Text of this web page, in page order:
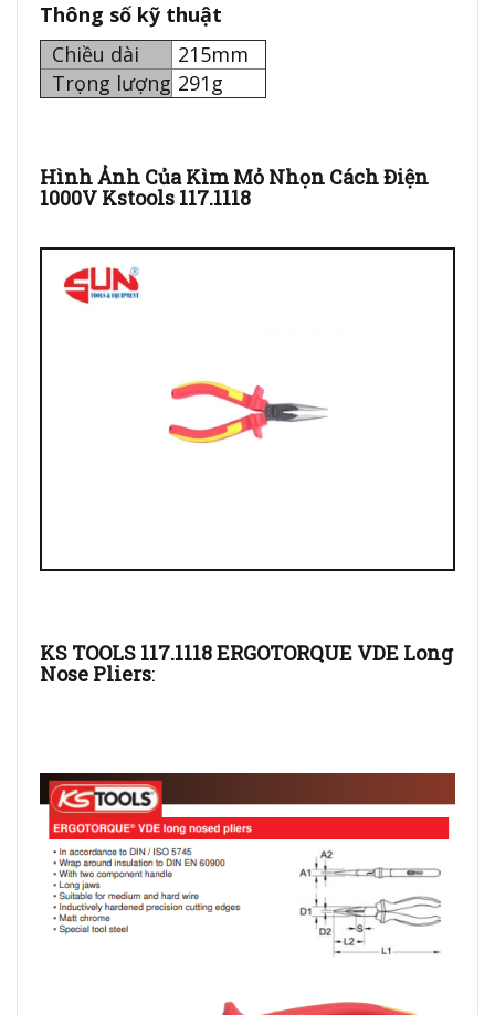
Thông số kỹ thuật
Chiều dài
215mm
Trọng lượng 291g
Hình Ảnh Của Kìm Mỏ Nhọn Cách Điện
1000V Kstools 117.1118
KS TOOLS 117.1118 ERGOTORQUE VDE Long
Nose Pliers: